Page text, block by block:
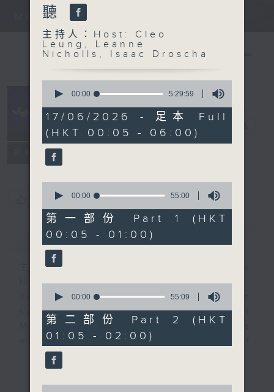
Monday - Sunday 星期一至日 12am...
所有集數
Night Music
長夜細聽
您喜歡這個節目嗎?
簡介 GIST
主持人：Host: Cleo Leung, Leanne
Nicholls, Isaac Droscha
You will find many soft pieces and
some Chinese works in Night
Music. Friday and Saturday nights
will begin with two hours of
enjoyable jazz music.
When you are alone and sleepless,
聽
主持人：Host: Cleo
Leung, Leanne
Nicholls, Isaac Droscha
seconds
5
hours,
29
minutes,
59
seconds
00:00 5:29:59
17/06/2026 - 足本 Full
(HKT 00:05 - 06:00)
seconds
55
minutes,
0
seconds
00:00 55:00
第一部份 Part 1 (HKT
00:05 - 01:00)
seconds
55
minutes,
9
seconds
00:00 55:09
第二部份 Part 2 (HKT
01:05 - 02:00)